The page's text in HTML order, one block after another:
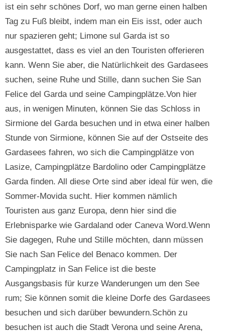
ist ein sehr schönes Dorf, wo man gerne einen halben
Tag zu Fuß bleibt, indem man ein Eis isst, oder auch
nur spazieren geht; Limone sul Garda ist so
ausgestattet, dass es viel an den Touristen offerieren
kann. Wenn Sie aber, die Natürlichkeit des Gardasees
suchen, seine Ruhe und Stille, dann suchen Sie San
Felice del Garda und seine Campingplätze.Von hier
aus, in wenigen Minuten, können Sie das Schloss in
Sirmione del Garda besuchen und in etwa einer halben
Stunde von Sirmione, können Sie auf der Ostseite des
Gardasees fahren, wo sich die Campingplätze von
Lasize, Campingplätze Bardolino oder Campingplätze
Garda finden. All diese Orte sind aber ideal für wen, die
Sommer-Movida sucht. Hier kommen nämlich
Touristen aus ganz Europa, denn hier sind die
Erlebnisparke wie Gardaland oder Caneva Word.Wenn
Sie dagegen, Ruhe und Stille möchten, dann müssen
Sie nach San Felice del Benaco kommen. Der
Campingplatz in San Felice ist die beste
Ausgangsbasis für kurze Wanderungen um den See
rum; Sie können somit die kleine Dorfe des Gardasees
besuchen und sich darüber bewundern.Schön zu
besuchen ist auch die Stadt Verona und seine Arena,